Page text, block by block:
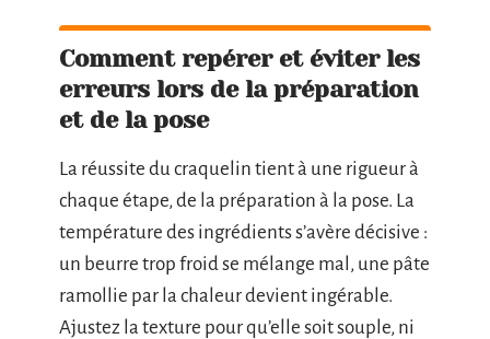
Comment repérer et éviter les
erreurs lors de la préparation
et de la pose
La réussite du craquelin tient à une rigueur à
chaque étape, de la préparation à la pose. La
température des ingrédients s’avère décisive :
un beurre trop froid se mélange mal, une pâte
ramollie par la chaleur devient ingérable.
Ajustez la texture pour qu’elle soit souple, ni